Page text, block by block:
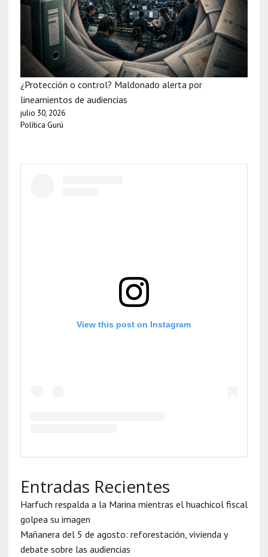
¿Protección o control? Maldonado alerta por
lineamientos de audiencias
julio 30, 2026
Política Gurú
View this post on Instagram
Entradas Recientes
Harfuch respalda a la Marina mientras el huachicol fiscal
golpea su imagen
Mañanera del 5 de agosto: reforestación, vivienda y
debate sobre las audiencias